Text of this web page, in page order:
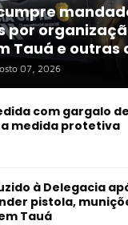
por
Tauá e outras
07, 2026
com gargalo
medida protetiva
à Delegacia
pistola,
Tauá